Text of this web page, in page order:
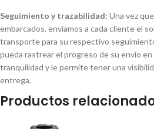
Seguimiento y trazabilidad: Una vez
embarcados, enviamos a cada cliente el
transporte para su respectivo
pueda rastrear el progreso de su envío
tranquilidad y le permite tener una
entrega.
Productos